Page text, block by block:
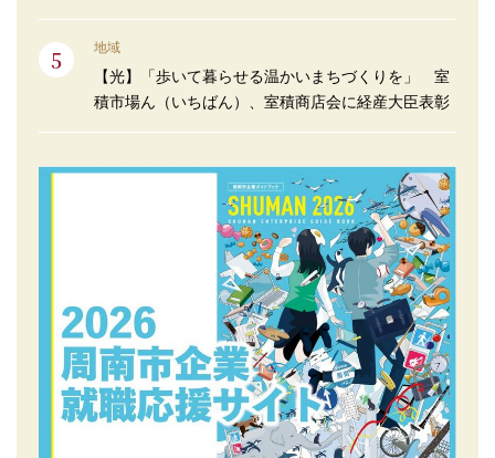
地域
【光】「歩いて暮らせる温かいまちづくりを」 室
積市場ん（いちばん）、室積商店会に経産大臣表彰